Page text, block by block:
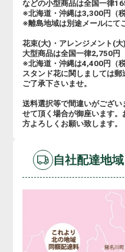
などの小型商品は全国一律
※北海道・沖縄は3,300円（税
※離島地域は別途メールにて
花束(大)・アレンジメント(
大型商品は全国一律2,750円
※北海道・沖縄は4,400円（税
スタンド花に関しましては郵
ご了承下さいませ。
送料選択等で間違いがござ
せて頂く場合が御座います
方よろしくお願い致します。
自社配達地域